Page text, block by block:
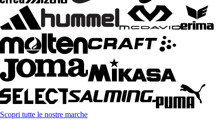
Scopri tutte le nostre marche